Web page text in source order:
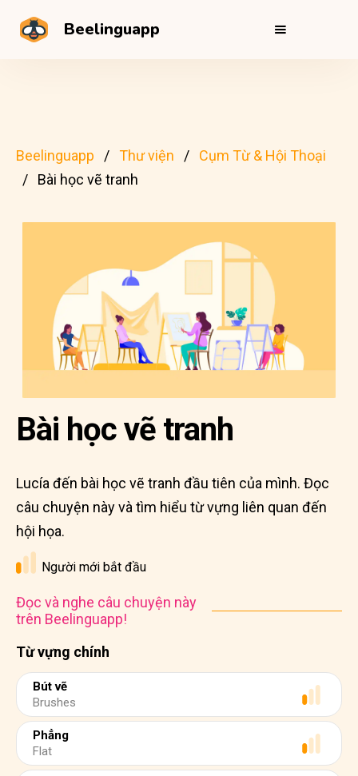
Beelinguapp
Beelinguapp Thư viện
Cụm Từ & Hội Thoại
Bài học vẽ tranh
Từ vựng chính
Bút vẽ
Brushes
Phẳng
Flat
Bài học vẽ tranh
Lucía đến bài học vẽ tranh đầu tiên của mình. Đọc
câu chuyện này và tìm hiểu từ vựng liên quan đến
hội họa.
Người mới bắt đầu
Đọc và nghe câu chuyện này
trên Beelinguapp!